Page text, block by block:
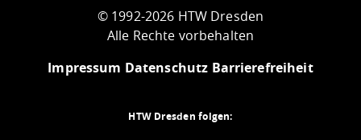
© 1992-2026 HTW Dresden
Alle Rechte vorbehalten
Impressum Datenschutz Barrierefreiheit
HTW Dresden folgen: